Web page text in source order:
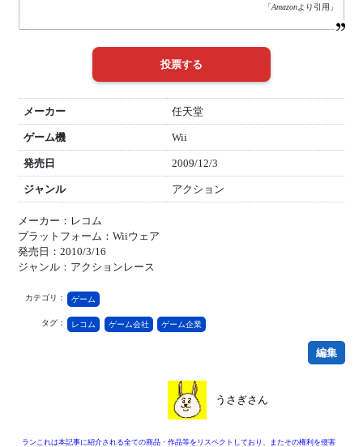
「Amazonより引用」
メーカー 任天堂
ゲーム機 Wii
発売日 2009/12/3
ジャンル アクション
メーカー：レコム
プラットフォーム：Wiiウェア
発売日：2010/3/16
ジャンル：アクションレース
カテゴリ： ゲーム
タグ： レコム ゲーム会社 ゲーム企業
編集
うさぎさん
ランこれは本記事に紹介される全ての商品・作品等をリスペクトしており、またその権利を侵害